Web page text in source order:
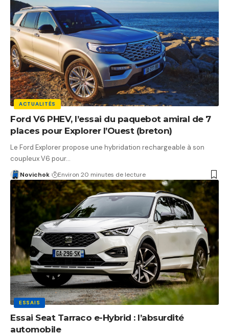
ACTUALITÉS
Ford V6 PHEV, l’essai du paquebot amiral de 7
places pour Explorer l’Ouest (breton)
Le Ford Explorer propose une hybridation rechargeable à son
coupleux V6 pour…
Novichok Environ 20 minutes de lecture
ESSAIS
Essai Seat Tarraco e-Hybrid : l’absurdité
automobile